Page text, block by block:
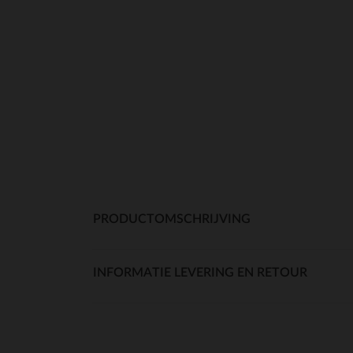
PRODUCTOMSCHRIJVING
INFORMATIE LEVERING EN RETOUR